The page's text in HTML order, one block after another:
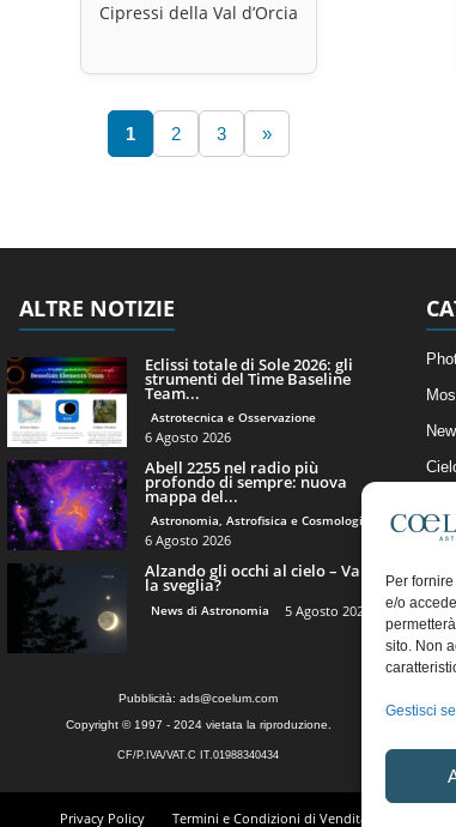
Per
e/o
sito. Non
Gestisci
Cipressi della Val d’Orcia
1 2 3 »
ALTRE NOTIZIE
Eclissi totale di Sole 2026: gli
strumenti del Time Baseline
Team...
Astrotecnica e Osservazione
6 Agosto 2026
Abell 2255 nel radio più
profondo di sempre: nuova
mappa del...
Astronomia, Astrofisica e Cosmologia
6 Agosto 2026
Alzando gli occhi al cielo – Vale
la sveglia?
News di Astronomia 5 Agosto 2026
Il
Pubblicità: ads@coelum.com
Copyright © 1997 - 2024 vietata la riproduzione.
CF/P.IVA/VAT.C IT.01988340434
Privacy Policy Termini e Condizioni di Vendita